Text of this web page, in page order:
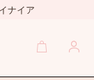
ナイア